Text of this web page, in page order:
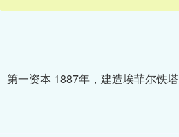
第一资本 1887年，建造埃菲尔铁塔